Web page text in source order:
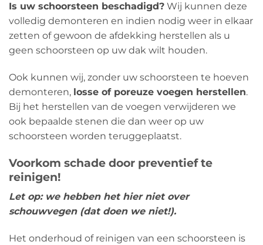
Is uw schoorsteen beschadigd? Wij kunnen deze
volledig demonteren en indien nodig weer in elkaar
zetten of gewoon de afdekking herstellen als u
geen schoorsteen op uw dak wilt houden.
Ook kunnen wij, zonder uw schoorsteen te hoeven
demonteren, losse of poreuze voegen herstellen.
Bij het herstellen van de voegen verwijderen we
ook bepaalde stenen die dan weer op uw
schoorsteen worden teruggeplaatst.
Voorkom schade door preventief te
reinigen!
Let op: we hebben het hier niet over
schouwvegen (dat doen we niet!).
Het onderhoud of reinigen van een schoorsteen is